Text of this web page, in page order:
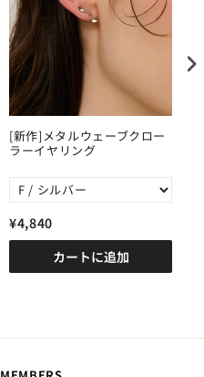
[新作]メタルウェーブクロー
ラーイヤリング
¥4,840
カートに追加